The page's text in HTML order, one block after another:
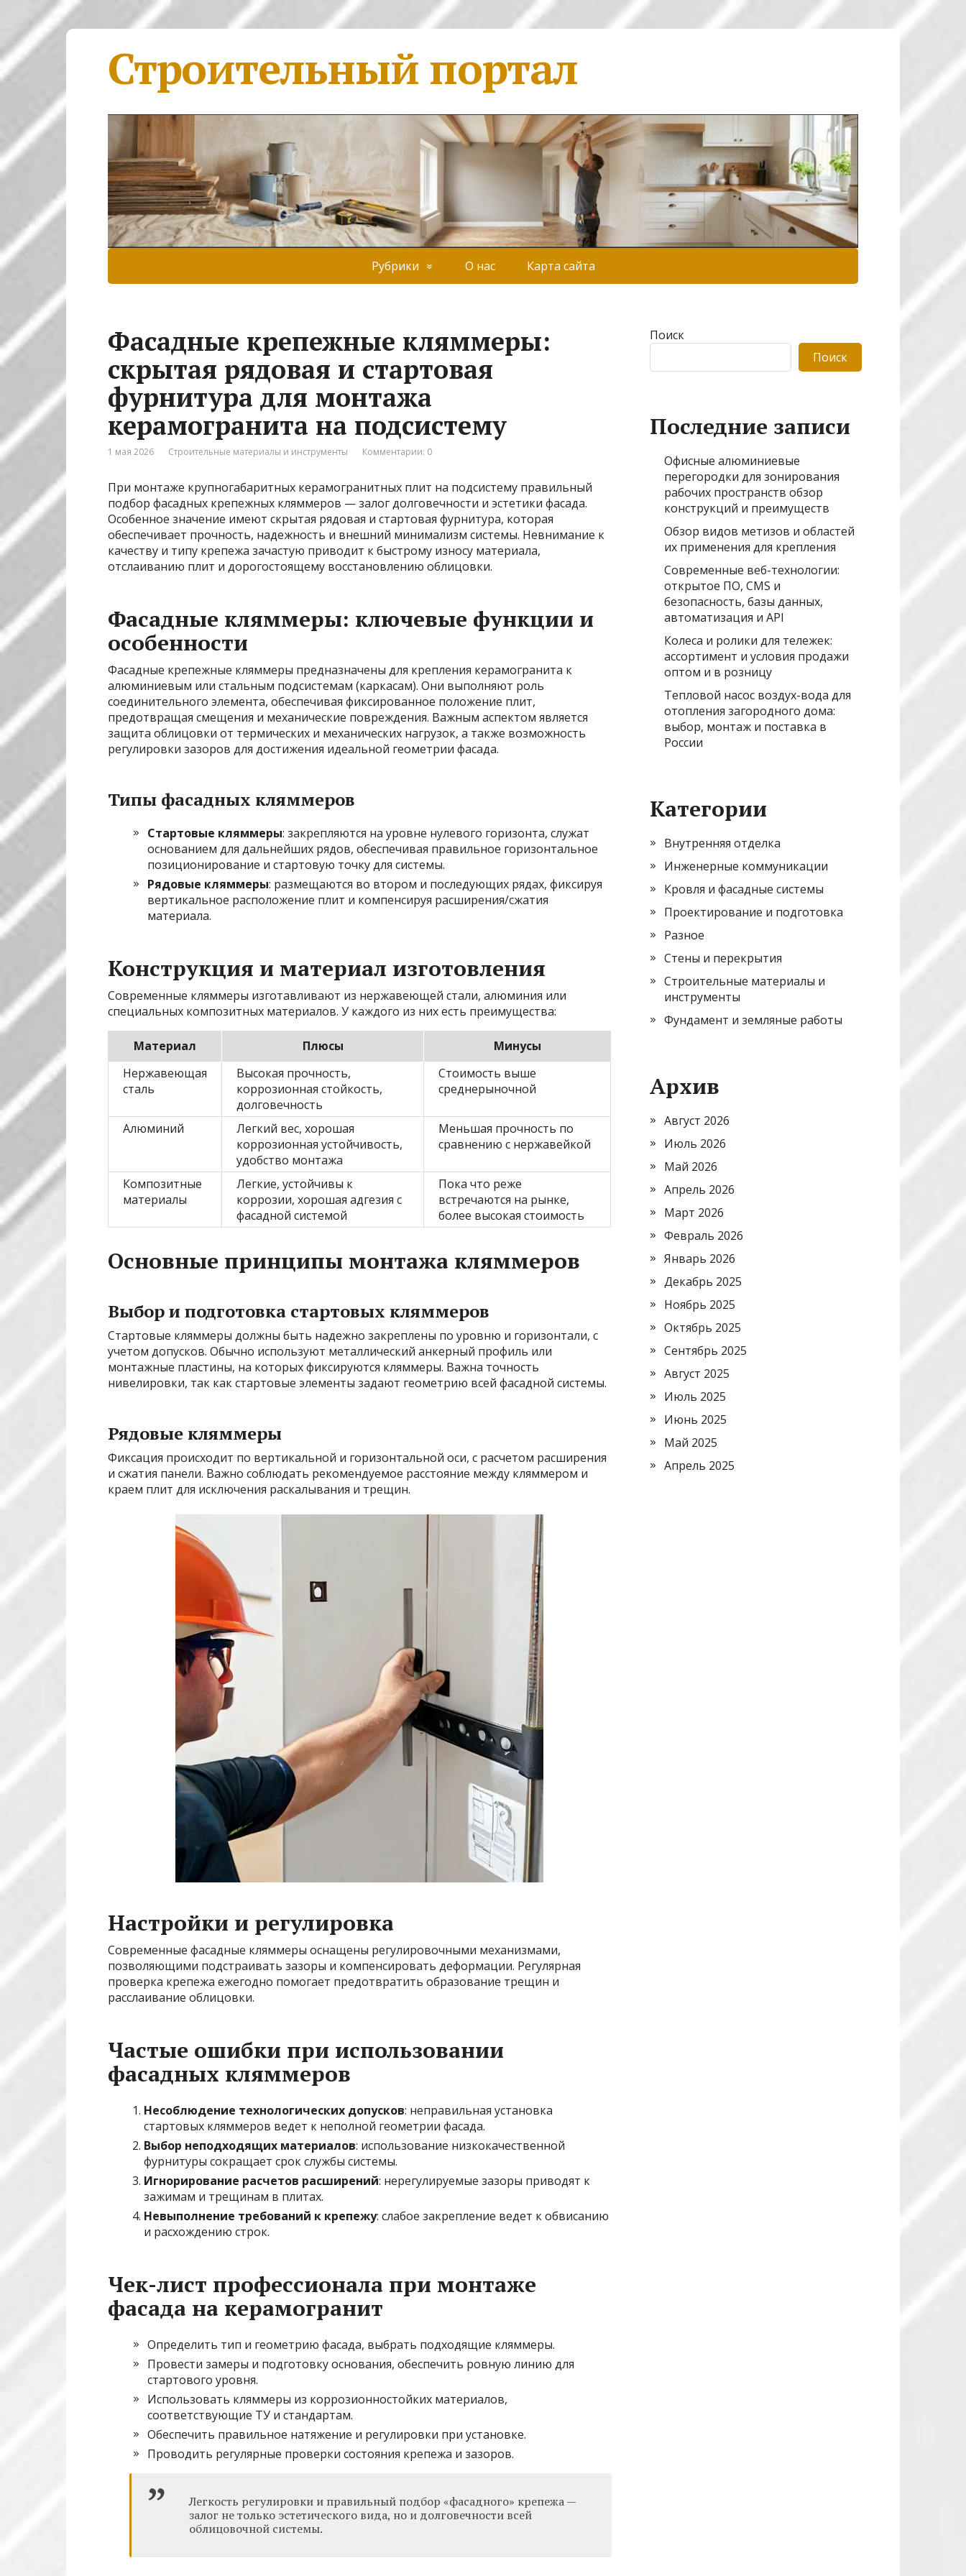
Строительный портал
Рубрики О нас Карта сайта
Фасадные крепежные кляммеры:
скрытая рядовая и стартовая
фурнитура для монтажа
керамогранита на подсистему
1 мая 2026 Строительные материалы и инструменты Комментарии: 0
При монтаже крупногабаритных керамогранитных плит на подсистему правильный
подбор фасадных крепежных кляммеров — залог долговечности и эстетики фасада.
Особенное значение имеют скрытая рядовая и стартовая фурнитура, которая
обеспечивает прочность, надежность и внешний минимализм системы. Невнимание к
качеству и типу крепежа зачастую приводит к быстрому износу материала,
отслаиванию плит и дорогостоящему восстановлению облицовки.
Фасадные кляммеры: ключевые функции и
особенности
Фасадные крепежные кляммеры предназначены для крепления керамогранита к
алюминиевым или стальным подсистемам (каркасам). Они выполняют роль
соединительного элемента, обеспечивая фиксированное положение плит,
предотвращая смещения и механические повреждения. Важным аспектом является
защита облицовки от термических и механических нагрузок, а также возможность
регулировки зазоров для достижения идеальной геометрии фасада.
Типы фасадных кляммеров
Стартовые кляммеры: закрепляются на уровне нулевого горизонта, служат
основанием для дальнейших рядов, обеспечивая правильное горизонтальное
позиционирование и стартовую точку для системы.
Рядовые кляммеры: размещаются во втором и последующих рядах, фиксируя
вертикальное расположение плит и компенсируя расширения/сжатия
материала.
Конструкция и материал изготовления
Современные кляммеры изготавливают из нержавеющей стали, алюминия или
специальных композитных материалов. У каждого из них есть преимущества:
Материал Плюсы
Минусы
Нержавеющая
сталь
Высокая прочность,
коррозионная стойкость,
долговечность
Стоимость выше
среднерыночной
Алюминий
Легкий вес, хорошая
коррозионная устойчивость,
удобство монтажа
Меньшая прочность по
сравнению с нержавейкой
Композитные
материалы
Легкие, устойчивы к
коррозии, хорошая адгезия с
фасадной системой
Пока что реже
встречаются на рынке,
более высокая стоимость
Основные принципы монтажа кляммеров
Выбор и подготовка стартовых кляммеров
Стартовые кляммеры должны быть надежно закреплены по уровню и горизонтали, с
учетом допусков. Обычно используют металлический анкерный профиль или
монтажные пластины, на которых фиксируются кляммеры. Важна точность
нивелировки, так как стартовые элементы задают геометрию всей фасадной системы.
Рядовые кляммеры
Фиксация происходит по вертикальной и горизонтальной оси, с расчетом расширения
и сжатия панели. Важно соблюдать рекомендуемое расстояние между кляммером и
краем плит для исключения раскалывания и трещин.
Настройки и регулировка
Современные фасадные кляммеры оснащены регулировочными механизмами,
позволяющими подстраивать зазоры и компенсировать деформации. Регулярная
проверка крепежа ежегодно помогает предотвратить образование трещин и
расслаивание облицовки.
Частые ошибки при использовании
фасадных кляммеров
Несоблюдение технологических допусков: неправильная установка
стартовых кляммеров ведет к неполной геометрии фасада.
Выбор неподходящих материалов: использование низкокачественной
фурнитуры сокращает срок службы системы.
Игнорирование расчетов расширений: нерегулируемые зазоры приводят к
зажимам и трещинам в плитах.
Невыполнение требований к крепежу: слабое закрепление ведет к обвисанию
и расхождению строк.
Чек-лист профессионала при монтаже
фасада на керамогранит
Определить тип и геометрию фасада, выбрать подходящие кляммеры.
Провести замеры и подготовку основания, обеспечить ровную линию для
стартового уровня.
Использовать кляммеры из коррозионностойких материалов,
соответствующие ТУ и стандартам.
Обеспечить правильное натяжение и регулировки при установке.
Проводить регулярные проверки состояния крепежа и зазоров.
Легкость регулировки и правильный подбор «фасадного» крепежа —
залог не только эстетического вида, но и долговечности всей
облицовочной системы.
Поиск
Поиск
Последние записи
Офисные алюминиевые
перегородки для зонирования
рабочих пространств обзор
конструкций и преимуществ
Обзор видов метизов и областей
их применения для крепления
Современные веб-технологии:
открытое ПО, CMS и
безопасность, базы данных,
автоматизация и API
Колеса и ролики для тележек:
ассортимент и условия продажи
оптом и в розницу
Тепловой насос воздух-вода для
отопления загородного дома:
выбор, монтаж и поставка в
России
Категории
Внутренняя отделка
Инженерные коммуникации
Кровля и фасадные системы
Проектирование и подготовка
Разное
Стены и перекрытия
Строительные материалы и
инструменты
Фундамент и земляные работы
Архив
Август 2026
Июль 2026
Май 2026
Апрель 2026
Март 2026
Февраль 2026
Январь 2026
Декабрь 2025
Ноябрь 2025
Октябрь 2025
Сентябрь 2025
Август 2025
Июль 2025
Июнь 2025
Май 2025
Апрель 2025